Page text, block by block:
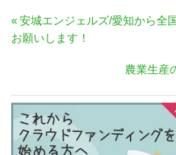
投
稿
ゲ
ー
シ
ョ
前
の
安城エンジェルズ/愛知から全
お願いします！
次
記
農業生産